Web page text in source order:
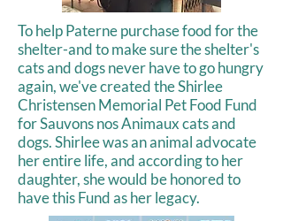
To help Paterne purchase food for the
shelter-and to make sure the shelter's
cats and dogs never have to go hungry
again, we've created the Shirlee
Christensen Memorial Pet Food Fund
for Sauvons nos Animaux cats and
dogs. Shirlee was an animal advocate
her entire life, and according to her
daughter, she would be honored to
have this Fund as her legacy.